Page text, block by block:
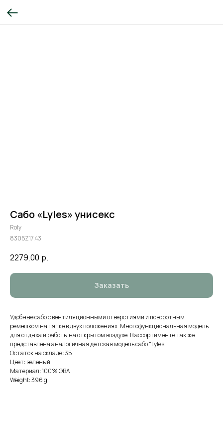
Сабо «Lyles» унисекс
Roly
8305Z17.43
2279,00 р.
Заказать
Удобные сабо с вентиляционными отверстиями и поворотным
ремешком на пятке в двух положениях. Многофункциональная модель
для отдыха и работы на открытом воздухе. В ассортименте так же
представлена аналогичная детская модель сабо "Lyles"
Остаток на складе: 35
Цвет: зеленый
Материал: 100% ЭВА
Weight: 396 g